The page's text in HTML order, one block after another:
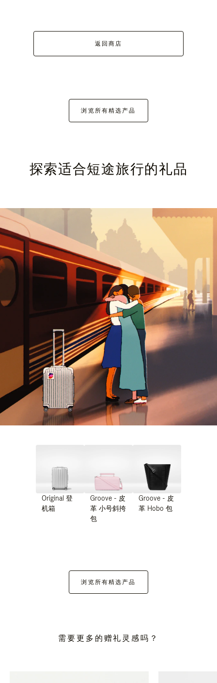
返回商店
浏览所有精选产品
探索适合短途旅行的礼品
Original 登
机箱
Groove - 皮
革 小号斜挎
包
Groove - 皮
革 Hobo 包
浏览所有精选产品
需要更多的赠礼灵感吗？